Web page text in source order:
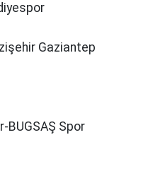
Gaziantep
BUGSAŞ Spor